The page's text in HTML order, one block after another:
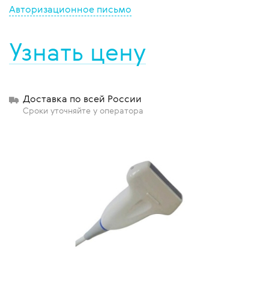
Авторизационное письмо
Узнать цену
Доставка по всей России
Сроки уточняйте у оператора